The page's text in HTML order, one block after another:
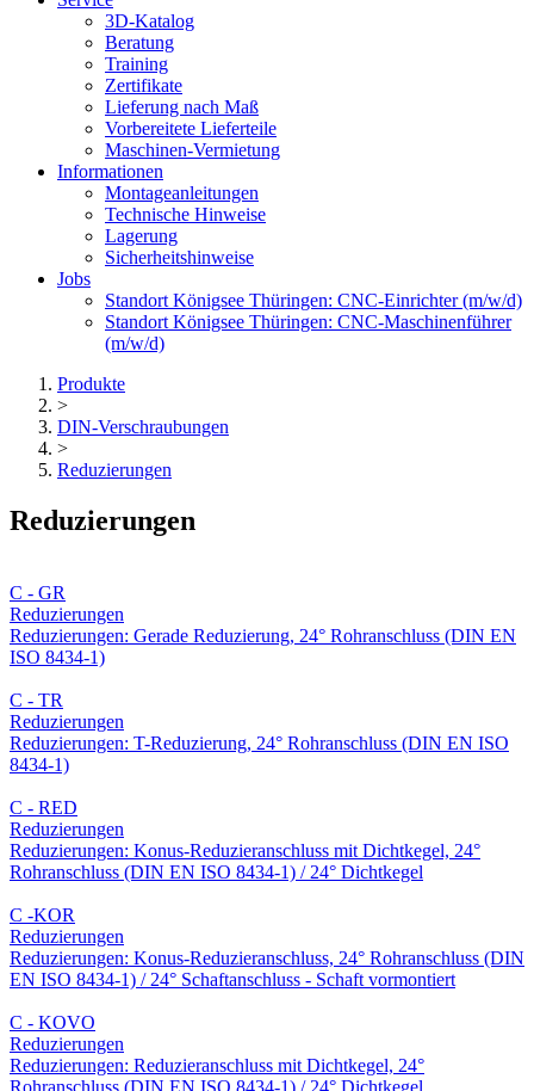
3D-Katalog
Beratung
Training
Zertifikate
Lieferung nach Maß
Vorbereitete Lieferteile
Maschinen-Vermietung
Informationen
Montageanleitungen
Technische Hinweise
Lagerung
Sicherheitshinweise
Jobs
Standort Königsee Thüringen: CNC-Einrichter (m/w/d)
Standort Königsee Thüringen: CNC-Maschinenführer
(m/w/d)
Produkte
>
DIN-Verschraubungen
>
Reduzierungen
Reduzierungen
C - GR
Reduzierungen
Reduzierungen: Gerade Reduzierung, 24° Rohranschluss (DIN EN
ISO 8434-1)
C - TR
Reduzierungen
Reduzierungen: T-Reduzierung, 24° Rohranschluss (DIN EN ISO
8434-1)
C - RED
Reduzierungen
Reduzierungen: Konus-Reduzieranschluss mit Dichtkegel, 24°
Rohranschluss (DIN EN ISO 8434-1) / 24° Dichtkegel
C -KOR
Reduzierungen
Reduzierungen: Konus-Reduzieranschluss, 24° Rohranschluss (DIN
EN ISO 8434-1) / 24° Schaftanschluss - Schaft vormontiert
C - KOVO
Reduzierungen
Reduzierungen: Reduzieranschluss mit Dichtkegel, 24°
Rohranschluss (DIN EN ISO 8434-1) / 24° Dichtkegel